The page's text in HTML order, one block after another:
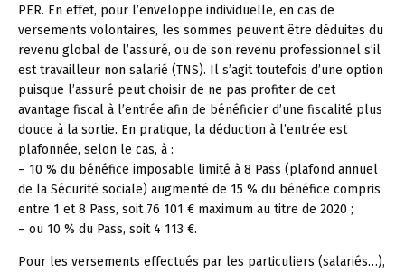
PER. En effet, pour l’enveloppe individuelle, en cas de
versements volontaires, les sommes peuvent être déduites du
revenu global de l’assuré, ou de son revenu professionnel s’il
est travailleur non salarié (TNS). Il s’agit toutefois d’une option
puisque l’assuré peut choisir de ne pas profiter de cet
avantage fiscal à l’entrée afin de bénéficier d’une fiscalité plus
douce à la sortie. En pratique, la déduction à l’entrée est
plafonnée, selon le cas, à :
– 10 % du bénéfice imposable limité à 8 Pass (plafond annuel
de la Sécurité sociale) augmenté de 15 % du bénéfice compris
entre 1 et 8 Pass, soit 76 101 € maximum au titre de 2020 ;
– ou 10 % du Pass, soit 4 113 €.
Pour les versements effectués par les particuliers (salariés…),